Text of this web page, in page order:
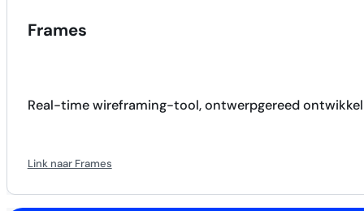
Frames
Real-time wireframing-tool, ontwerpgereed
Link naar Frames